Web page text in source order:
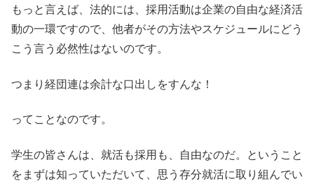
もっと言えば、法的には、採用活動は企業の自由な経済活
動の一環ですので、他者がその方法やスケジュールにどう
こう言う必然性はないのです。
つまり経団連は余計な口出しをすんな！
ってことなのです。
学生の皆さんは、就活も採用も、自由なのだ。ということ
をまずは知っていただいて、思う存分就活に取り組んでい